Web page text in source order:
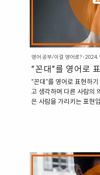
영어 공부/이걸 영어로?· 2024.
“꼰대”를 영어로
“꼰대”를 영어로 표현하
고 생각하며 다른 사람의
은 사람을 가리키는 표현
도를 설명합니다. 꼰대와
you describe
of the fact that they